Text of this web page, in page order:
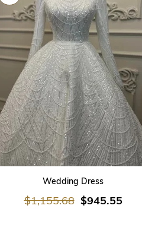
Wedding Dress
$945.55
$1,155.68